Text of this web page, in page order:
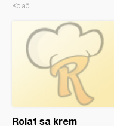
Kolači
Rolat sa krem